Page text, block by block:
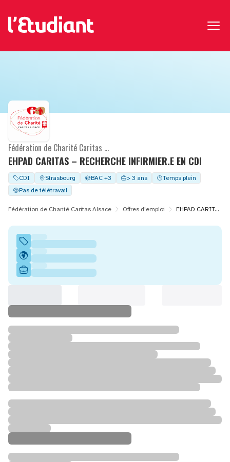
EHPAD CARITAS – RECHERCHE INFIRMIER.E EN CDI
Fédération de Charité Caritas Alsace
CDI Strasbourg BAC +3 > 3 ans
Temps plein
Pas de télétravail
Fédération de Charité Caritas Alsace Offres d'emploi EHPAD CARITAS – RECHERCHE INFIRMIER.E EN CDI